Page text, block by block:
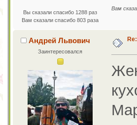
Вы сказали спасибо 1288 раз
Вам сказали спасибо 803 раза
Вам
Андрей Львович
Заинтересовался